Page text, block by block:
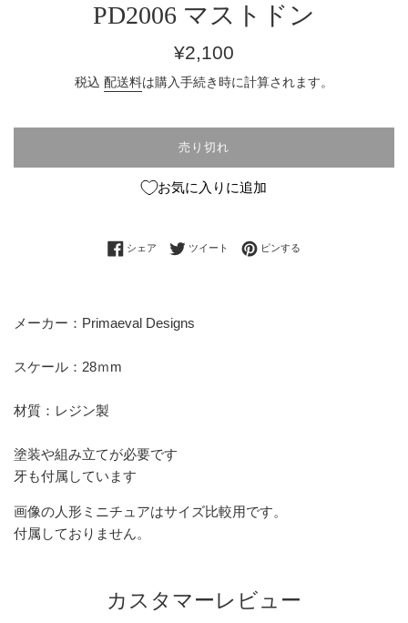
PD2006 マストドン
通
価
¥2,100
税込 配送料は購入手続き時に計算されます。
売り切れ
お気に入りに追加
シェア Facebookでシェアする
ツイート Twitterに投稿する
ピンする
メーカー：Primaeval Designs
スケール：28ｍm
材質：レジン製
塗装や組み立てが必要です
牙も付属しています
画像の人形ミニチュアはサイズ比較用です。
付属しておりません。
カスタマーレビュー